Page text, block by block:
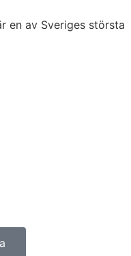
en av Sveriges största